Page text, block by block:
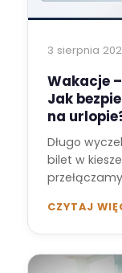
3 sierpnia
Wakacje
Jak
na
Długo
bilet w
CZYTAJ